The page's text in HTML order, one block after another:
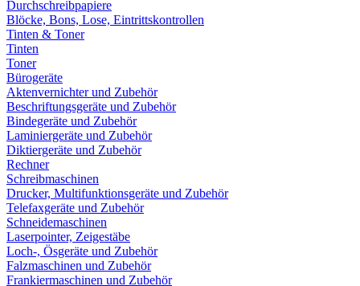
Durchschreibpapiere
Blöcke, Bons, Lose, Eintrittskontrollen
Tinten & Toner
Tinten
Toner
Bürogeräte
Aktenvernichter und Zubehör
Beschriftungsgeräte und Zubehör
Bindegeräte und Zubehör
Laminiergeräte und Zubehör
Diktiergeräte und Zubehör
Rechner
Schreibmaschinen
Drucker, Multifunktionsgeräte und Zubehör
Telefaxgeräte und Zubehör
Schneidemaschinen
Laserpointer, Zeigestäbe
Loch-, Ösgeräte und Zubehör
Falzmaschinen und Zubehör
Frankiermaschinen und Zubehör